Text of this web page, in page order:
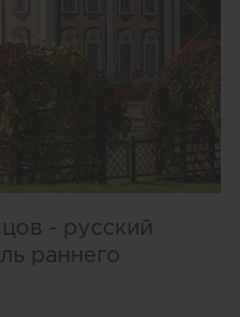
- русский
раннего